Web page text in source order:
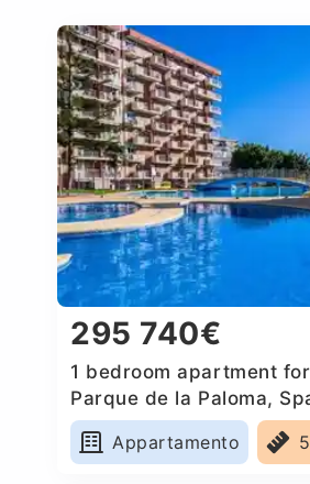
295 740€
1 bedroom apartment
Parque de la Paloma,
Appartamento